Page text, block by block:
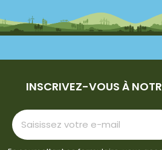
INSCRIVEZ-VOUS À